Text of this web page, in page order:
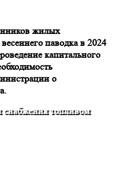
жилых
паводка в 2024
капитального
о
топливом